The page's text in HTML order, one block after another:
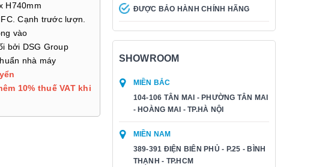
H740mm
Cạnh trước lượn.
vào
bởi DSG Group
nhà máy
10% thuế VAT khi
ĐƯỢC BẢO HÀNH CHÍNH HÃNG
SHOWROOM
MIỀN BẮC
104-106 TÂN MAI - PHƯỜNG TÂN MAI
- HOÀNG MAI - TP.HÀ NỘI
MIỀN NAM
389-391 ĐIỆN BIÊN PHỦ - P.25 - BÌNH
THẠNH - TP.HCM